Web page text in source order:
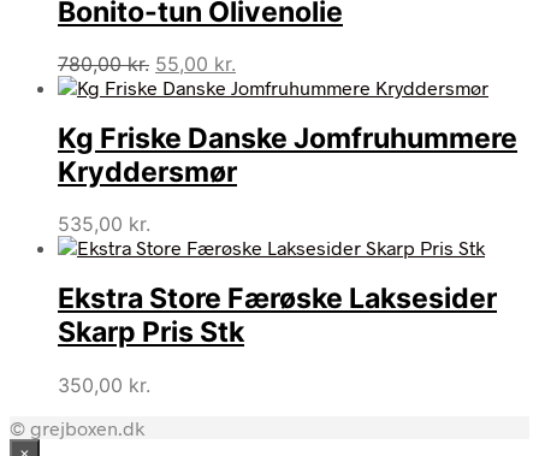
Bonito-tun Olivenolie
780,00kr. Den
oprindelige
var:
780,00 kr..
55,00 kr.
aktuelle
er:
55,00 kr..
Kg Friske Danske Jomfruhummere
Kryddersmør
535,00 kr.
Ekstra Store Færøske Laksesider
Skarp Pris Stk
350,00 kr.
© grejboxen.dk
×